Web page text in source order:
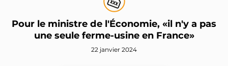
Pour le ministre de l'Économie, «il n'y a pas
une seule ferme-usine en France»
22 janvier 2024